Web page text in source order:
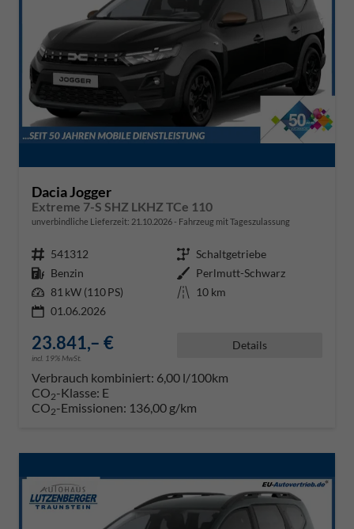
Dacia Jogger
Extreme 7-S SHZ LKHZ TCe 110
unverbindliche Lieferzeit: 21.10.2026 Fahrzeug mit Tageszulassung
Fahrzeugnr. 541312 Getriebe Schaltgetriebe
Kraftstoff Benzin Außenfarbe Perlmutt-Schwarz
Leistung 81 kW (110 PS) Kilometerstand 10 km
01.06.2026
23.841,– €
incl. 19% MwSt.
Details
Verbrauch kombiniert: 6,00 l/100km
CO2-Klasse: E
CO2-Emissionen: 136,00 g/km